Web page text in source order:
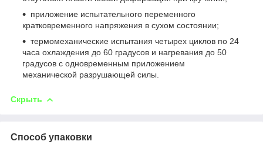
приложение испытательного переменного
кратковременного напряжения в сухом состоянии;
термомеханические испытания четырех циклов по 24
часа охлаждения до 60 градусов и нагревания до 50
градусов с одновременным приложением
механической разрушающей силы.
Скрыть
Способ упаковки